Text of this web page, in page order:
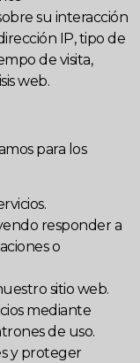
su interacción
IP, tipo de
de visita,
web.
para los
responder a
o
sitio web.
mediante
de uso.
y proteger